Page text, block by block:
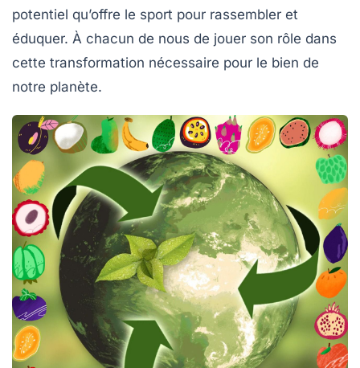
potentiel qu’offre le sport pour rassembler et
éduquer. À chacun de nous de jouer son rôle dans
cette transformation nécessaire pour le bien de
notre planète.